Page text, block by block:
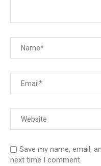
Save my name, email,
next time I comment.